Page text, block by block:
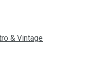
& Vintage